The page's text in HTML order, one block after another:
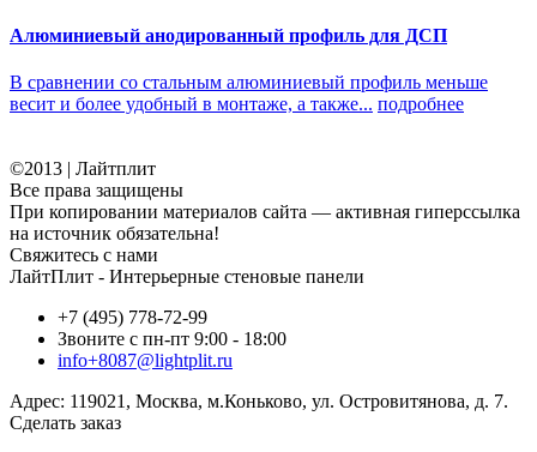
Алюминиевый анодированный профиль для ДСП
В сравнении со стальным алюминиевый профиль меньше
весит и более удобный в монтаже, а также... подробнее
©2013 | Лайтплит
Все права защищены
При копировании материалов сайта — активная гиперссылка
на источник обязательна!
Свяжитесь с нами
ЛайтПлит - Интерьерные стеновые панели
+7 (495) 778-72-99
Звоните с пн-пт 9:00 - 18:00
info+8087@lightplit.ru
Адрес: 119021 , Москва, м.Коньково, ул. Островитянова, д. 7.
Сделать заказ